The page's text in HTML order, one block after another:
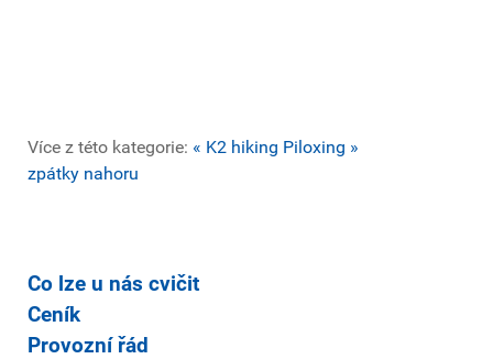
Více z této kategorie: « K2 hiking Piloxing »
zpátky nahoru
Co lze u nás cvičit
Ceník
Provozní řád